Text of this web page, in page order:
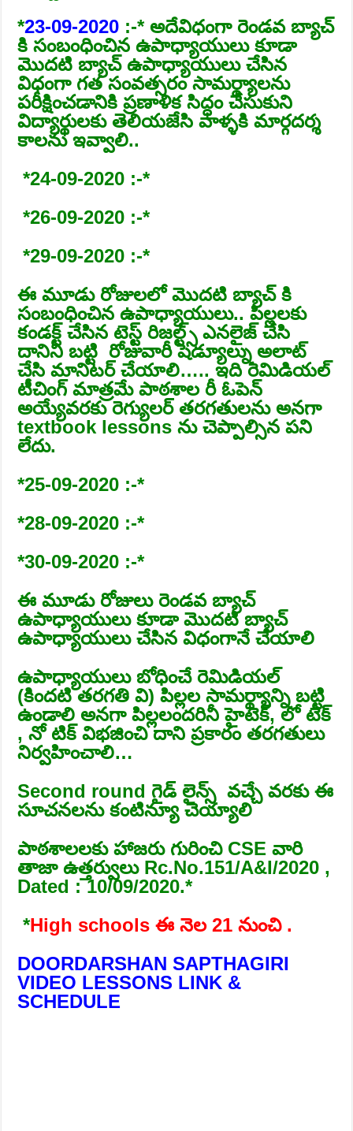
*23-09-2020 :-* అదేవిధంగా రెండవ బ్యాచ్
కి సంబంధించిన ఉపాధ్యాయులు కూడా
మొదటి బ్యాచ్ ఉపాధ్యాయులు చేసిన
విధంగా గత సంవత్సరం సామర్థ్యాలను
పరీక్షించడానికి ప్రణాళిక సిద్ధం చేసుకుని
విద్యార్థులకు తెలియజేసి వాళ్ళకి మార్గదర్శ
కాలను ఇవ్వాలి..
*24-09-2020 :-*
*26-09-2020 :-*
*29-09-2020 :-*
ఈ మూడు రోజులలో మొదటి బ్యాచ్ కి
సంబంధించిన ఉపాధ్యాయులు.. పిల్లలకు
కండక్ట్ చేసిన టెస్ట్ రిజల్ట్స్ ఎనలైజ్ చేసి
దానిని బట్టి రోజువారీ షెడ్యూల్ను అలాట్
చేసి మానిటర్ చేయాలి….. ఇది రెమిడియల్
టీచింగ్ మాత్రమే పాఠశాల రీ ఓపెన్
అయ్యేవరకు రెగ్యులర్ తరగతులను అనగా
textbook lessons ను చెప్పాల్సిన పని
లేదు.
*25-09-2020 :-*
*28-09-2020 :-*
*30-09-2020 :-*
ఈ మూడు రోజులు రెండవ బ్యాచ్
ఉపాధ్యాయులు కూడా మొదటి బ్యాచ్
ఉపాధ్యాయులు చేసిన విధంగానే చేయాలి
ఉపాధ్యాయులు బోధించే రెమిడియల్
(కిందటి తరగతి వి) పిల్లల సామర్థ్యాన్ని బట్టి
ఉండాలి అనగా పిల్లలందరినీ హైటెక్, లో టెక్
, నో టిక్ విభజించి దాని ప్రకారం తరగతులు
నిర్వహించాలి…
Second round గైడ్ లైన్స్ వచ్చే వరకు ఈ
సూచనలను కంటిన్యూ చెయ్యాలి
పాఠశాలలకు హాజరు గురించి CSE వారి
తాజా ఉత్తర్వులు Rc.No.151/A&I/2020 ,
Dated : 10/09/2020.*
*High schools ఈ నెల 21 నుంచి .
DOORDARSHAN SAPTHAGIRI
VIDEO LESSONS LINK &
SCHEDULE